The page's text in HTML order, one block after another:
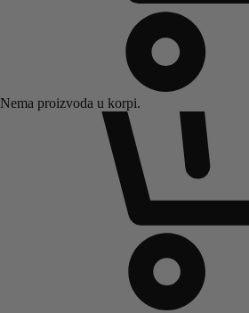
Nema proizvoda u korpi.